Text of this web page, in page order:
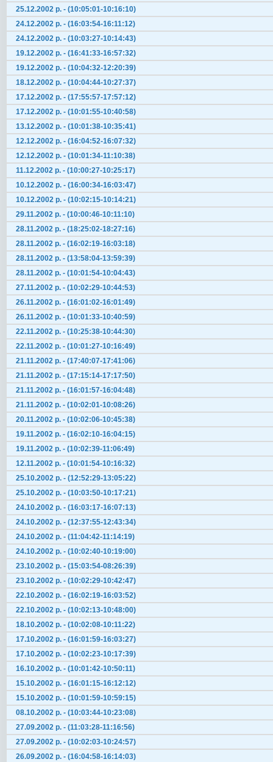
25.12.2002 р. - (10:05:01-10:16:10)
24.12.2002 р. - (16:03:54-16:11:12)
24.12.2002 р. - (10:03:27-10:14:43)
19.12.2002 р. - (16:41:33-16:57:32)
19.12.2002 р. - (10:04:32-12:20:39)
18.12.2002 р. - (10:04:44-10:27:37)
17.12.2002 р. - (17:55:57-17:57:12)
17.12.2002 р. - (10:01:55-10:40:58)
13.12.2002 р. - (10:01:38-10:35:41)
12.12.2002 р. - (16:04:52-16:07:32)
12.12.2002 р. - (10:01:34-11:10:38)
11.12.2002 р. - (10:00:27-10:25:17)
10.12.2002 р. - (16:00:34-16:03:47)
10.12.2002 р. - (10:02:15-10:14:21)
29.11.2002 р. - (10:00:46-10:11:10)
28.11.2002 р. - (18:25:02-18:27:16)
28.11.2002 р. - (16:02:19-16:03:18)
28.11.2002 р. - (13:58:04-13:59:39)
28.11.2002 р. - (10:01:54-10:04:43)
27.11.2002 р. - (10:02:29-10:44:53)
26.11.2002 р. - (16:01:02-16:01:49)
26.11.2002 р. - (10:01:33-10:40:59)
22.11.2002 р. - (10:25:38-10:44:30)
22.11.2002 р. - (10:01:27-10:16:49)
21.11.2002 р. - (17:40:07-17:41:06)
21.11.2002 р. - (17:15:14-17:17:50)
21.11.2002 р. - (16:01:57-16:04:48)
21.11.2002 р. - (10:02:01-10:08:26)
20.11.2002 р. - (10:02:06-10:45:38)
19.11.2002 р. - (16:02:10-16:04:15)
19.11.2002 р. - (10:02:39-11:06:49)
12.11.2002 р. - (10:01:54-10:16:32)
25.10.2002 р. - (12:52:29-13:05:22)
25.10.2002 р. - (10:03:50-10:17:21)
24.10.2002 р. - (16:03:17-16:07:13)
24.10.2002 р. - (12:37:55-12:43:34)
24.10.2002 р. - (11:04:42-11:14:19)
24.10.2002 р. - (10:02:40-10:19:00)
23.10.2002 р. - (15:03:54-08:26:39)
23.10.2002 р. - (10:02:29-10:42:47)
22.10.2002 р. - (16:02:19-16:03:52)
22.10.2002 р. - (10:02:13-10:48:00)
18.10.2002 р. - (10:02:08-10:11:22)
17.10.2002 р. - (16:01:59-16:03:27)
17.10.2002 р. - (10:02:23-10:17:39)
16.10.2002 р. - (10:01:42-10:50:11)
15.10.2002 р. - (16:01:15-16:12:12)
15.10.2002 р. - (10:01:59-10:59:15)
08.10.2002 р. - (10:03:44-10:23:08)
27.09.2002 р. - (11:03:28-11:16:56)
27.09.2002 р. - (10:02:03-10:24:57)
26.09.2002 р. - (16:04:58-16:14:03)